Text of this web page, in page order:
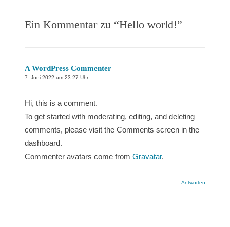
Ein Kommentar zu “Hello world!”
A WordPress Commenter
7. Juni 2022 um 23:27 Uhr
Hi, this is a comment.
To get started with moderating, editing, and deleting
comments, please visit the Comments screen in the
dashboard.
Commenter avatars come from Gravatar.
Antworten